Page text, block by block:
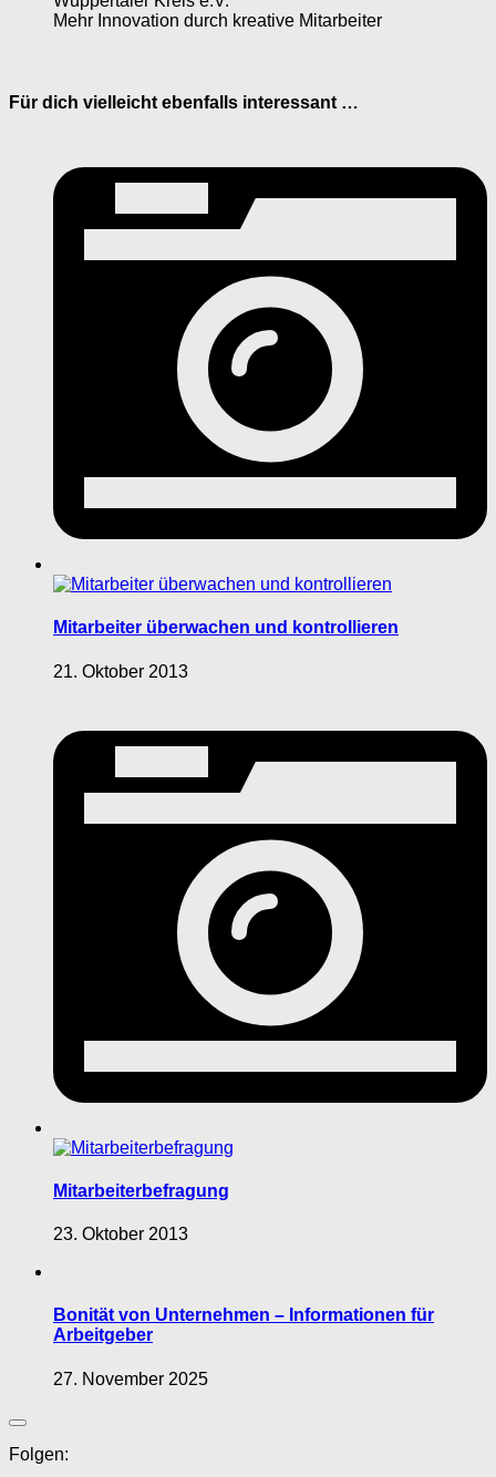
Mehr Innovation durch kreative Mitarbeiter
Für dich vielleicht ebenfalls interessant …
Mitarbeiter überwachen und kontrollieren
21. Oktober 2013
Mitarbeiterbefragung
23. Oktober 2013
Bonität von Unternehmen – Informationen für
Arbeitgeber
27. November 2025
Folgen: